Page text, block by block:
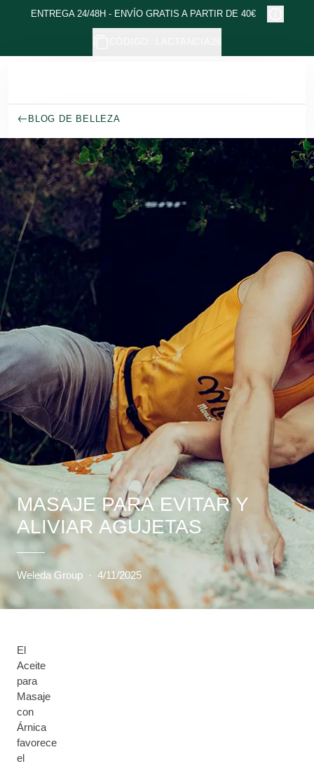
Ir al contenido principal
ENTREGA 24/48H - ENVÍO GRATIS A PARTIR DE 40€
BLOG DE BELLEZA
MASAJE PARA EVITAR Y
ALIVIAR AGUJETAS
Weleda Group · 4/11/2025
El
Aceite
para
Masaje
con
Árnica
favorece
el